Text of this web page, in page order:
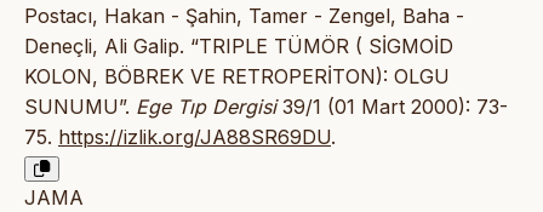
Postacı, Hakan - Şahin, Tamer - Zengel, Baha -
Deneçli, Ali Galip. “TRIPLE TÜMÖR ( SİGMOİD
KOLON, BÖBREK VE RETROPERİTON): OLGU
SUNUMU”. Ege Tıp Dergisi39/1 (01 Mart 2000): 73-
75. https://izlik.org/JA88SR69DU.
JAMA